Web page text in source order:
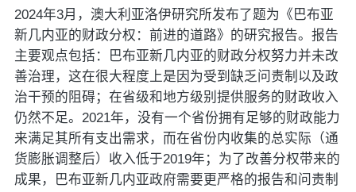
2024年3月，澳大利亚洛伊研究所发布了题为《巴布亚
新几内亚的财政分权：前进的道路》的研究报告。报告
主要观点包括：巴布亚新几内亚的财政分权努力并未改
善治理，这在很大程度上是因为受到缺乏问责制以及政
治干预的阻碍；在省级和地方级别提供服务的财政收入
仍然不足。2021年，没有一个省份拥有足够的财政能力
来满足其所有支出需求，而在省份内收集的总实际（通
货膨胀调整后）收入低于2019年；为了改善分权带来的
成果，巴布亚新几内亚政府需要更严格的报告和问责制